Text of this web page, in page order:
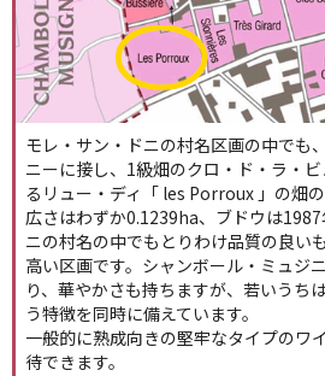
モレ・サン・ドニの村名区画の中でも
ニーに接し、1級畑のクロ・ド・ラ・
るリュー・ディ「 les Porroux 」の畑の
広さはわずか0.1239ha、ブドウは
ニの村名の中でもとりわけ品質の良い
高い区画です。シャンボール・ミュジ
り、華やかさも持ちますが、若いうち
う特徴を同時に備えています。
一般的に熟成向きの堅牢なタイプのワ
待できます。